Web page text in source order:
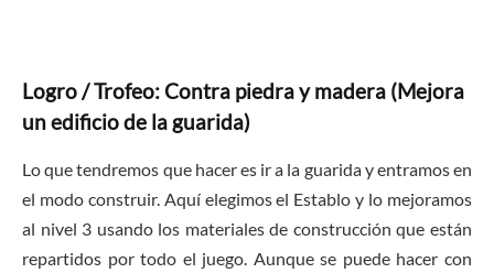
Logro / Trofeo: Contra piedra y madera (Mejora
un edificio de la guarida)
Lo que tendremos que hacer es ir a la guarida y entramos en
el modo construir. Aquí elegimos el Establo y lo mejoramos
al nivel 3 usando los materiales de construcción que están
repartidos por todo el juego. Aunque se puede hacer con